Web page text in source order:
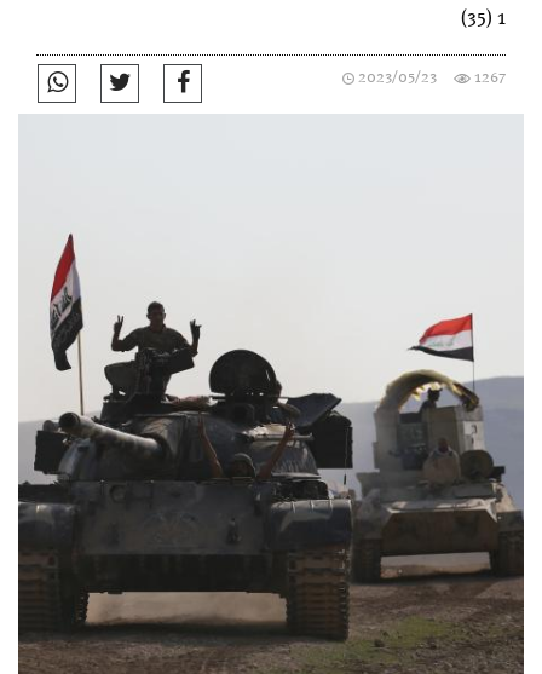
1 (35)
2023/05/23 1267